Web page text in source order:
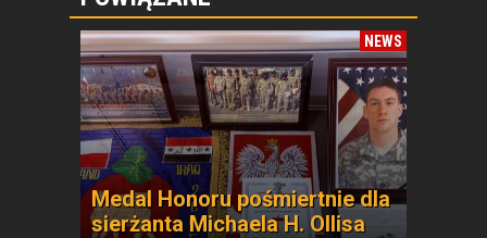
NEWS
Medal Honoru pośmiertnie dla
sierżanta Michaela H. Ollisa